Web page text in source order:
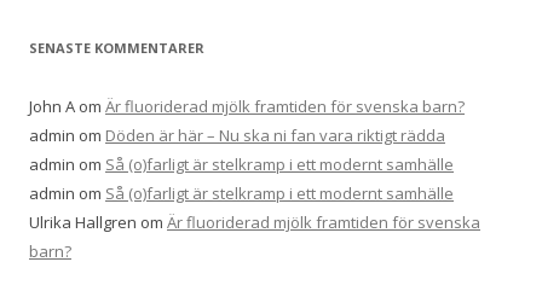
e
:
SENASTE KOMMENTARER
John A om Är fluoriderad mjölk framtiden för svenska barn?
admin om Döden är här – Nu ska ni fan vara riktigt rädda
admin om Så (o)farligt är stelkramp i ett modernt samhälle
admin om Så (o)farligt är stelkramp i ett modernt samhälle
Ulrika Hallgren om Är fluoriderad mjölk framtiden för svenska
barn?